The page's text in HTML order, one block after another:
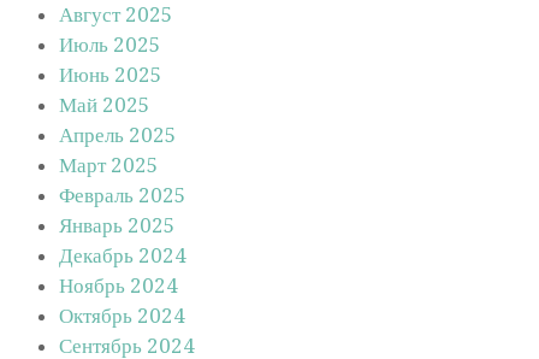
Август 2025
Июль 2025
Июнь 2025
Май 2025
Апрель 2025
Март 2025
Февраль 2025
Январь 2025
Декабрь 2024
Ноябрь 2024
Октябрь 2024
Сентябрь 2024